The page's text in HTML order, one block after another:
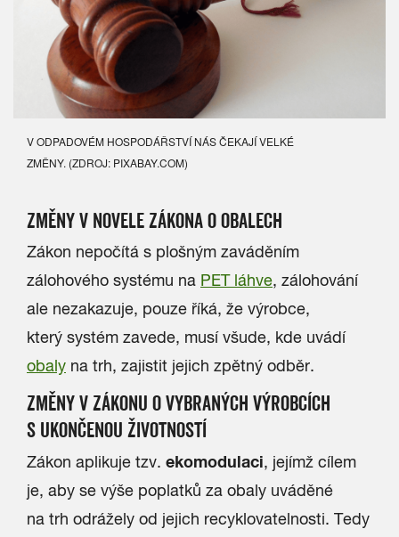
V ODPADOVÉM HOSPODÁŘSTVÍ NÁS ČEKAJÍ VELKÉ
ZMĚNY. (ZDROJ: PIXABAY.COM)
ZMĚNY V NOVELE ZÁKONA O OBALECH
Zákon nepočítá s plošným zaváděním
zálohového systému na PET láhve, zálohování
ale nezakazuje, pouze říká, že výrobce,
který systém zavede, musí všude, kde uvádí
obaly na trh, zajistit jejich zpětný odběr.
ZMĚNY V ZÁKONU O VYBRANÝCH VÝROBCÍCH
S UKONČENOU ŽIVOTNOSTÍ
Zákon aplikuje tzv. ekomodulaci, jejímž cílem
je, aby se výše poplatků za obaly uváděné
na trh odrážely od jejich recyklovatelnosti. Tedy